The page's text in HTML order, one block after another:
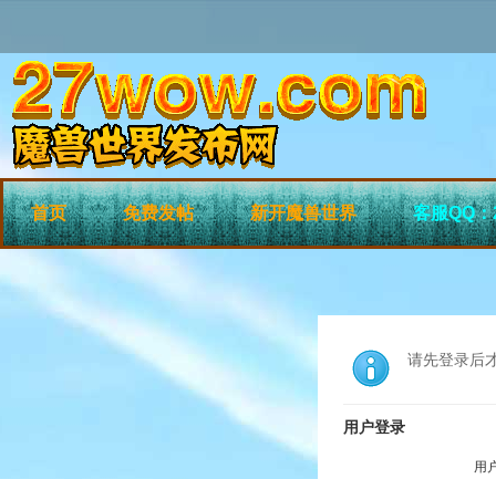
首页 免费发帖 新开魔兽世界 客服QQ
请先登录后
用户登录
用